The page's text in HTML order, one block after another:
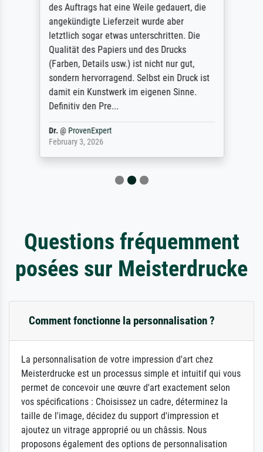
des Auftrags hat eine Weile gedauert, die
angekündigte Lieferzeit wurde aber
letztlich sogar etwas unterschritten. Die
Qualität des Papiers und des Drucks
(Farben, Details usw.) ist nicht nur gut,
sondern hervorragend. Selbst ein Druck ist
damit ein Kunstwerk im eigenen Sinne.
Definitiv den Pre...
Dr.@ ProvenExpert
February 3, 2026
Questions fréquemment
posées sur Meisterdrucke
Comment fonctionne la personnalisation ?
La personnalisation de votre impression d'art chez
Meisterdrucke est un processus simple et intuitif qui vous
permet de concevoir une œuvre d'art exactement selon
vos spécifications : Choisissez un cadre, déterminez la
taille de l'image, décidez du support d'impression et
ajoutez un vitrage approprié ou un châssis. Nous
proposons également des options de personnalisation